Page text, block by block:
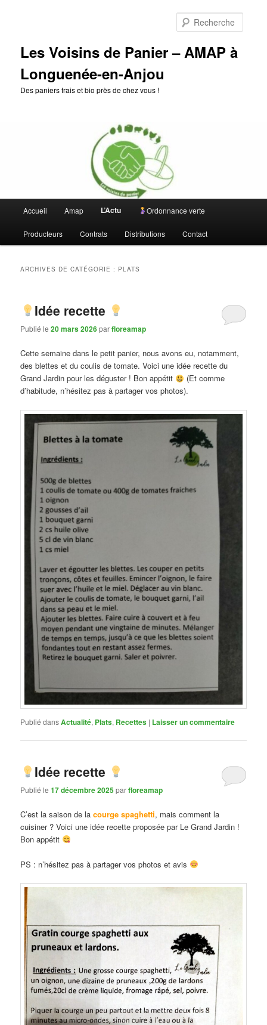
Les Voisins de Panier – AMAP à
Longuenée-en-Anjou
Des paniers frais et bio près de chez vous !
principal
Accueil Amap L’Actu Ordonnance verte
Producteurs Contrats Distributions Contact
ARCHIVES DE CATÉGORIE : PLATS
Idée recette
Publié le20 mars 2026parfloreamap
Cette semaine dans le petit panier, nous avons eu, notamment,
des blettes et du coulis de tomate. Voici une idée recette du
Grand Jardin pour les déguster ! Bon appétit
(Et comme
d’habitude, n’hésitez pas à partager vos photos).
Publié dansActualité, Plats, Recettes | Laisser un commentaire
Idée recette
Publié le17 décembre 2025parfloreamap
C’est la saison de lacourge spaghetti, mais comment la
cuisiner ? Voici une idée recette proposée par Le Grand Jardin !
Bon appétit
PS : n’hésitez pas à partager vos photos et avis